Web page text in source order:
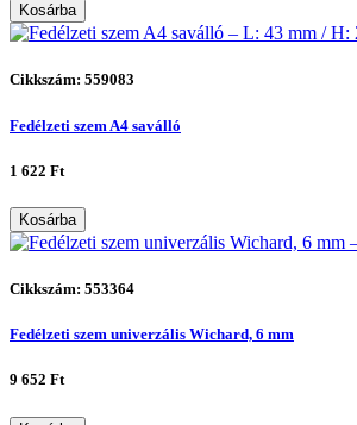
Kosárba
Cikkszám: 559083
Fedélzeti szem A4 saválló
1 622 Ft
Kosárba
Cikkszám: 553364
Fedélzeti szem univerzális Wichard, 6 mm
9 652 Ft